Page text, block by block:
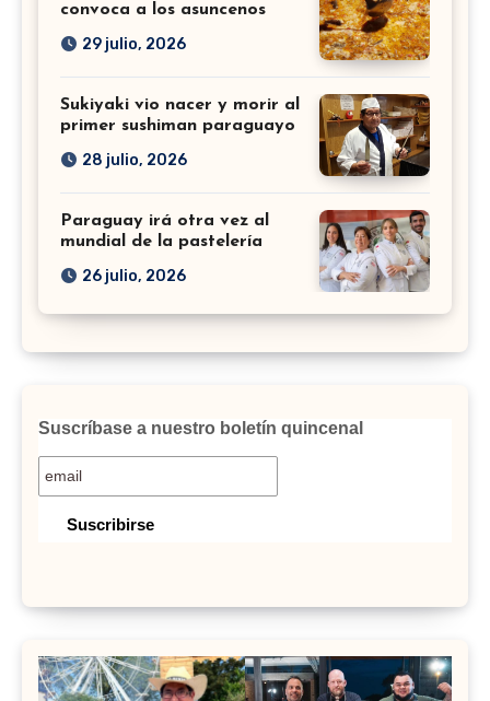
convoca a los asuncenos
29 julio, 2026
Sukiyaki vio nacer y morir al
primer sushiman paraguayo
28 julio, 2026
Paraguay irá otra vez al
mundial de la pastelería
26 julio, 2026
Suscríbase a nuestro boletín quincenal